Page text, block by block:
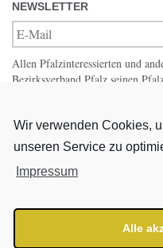
Wir verwenden Cookies,
unseren Service zu
Impressum
Alle
NEWSLETTER
Allen Pfalzinteressierten und
Bezirksverband Pfalz seinen
Pfalzbibliothek
Service
Fernleihe